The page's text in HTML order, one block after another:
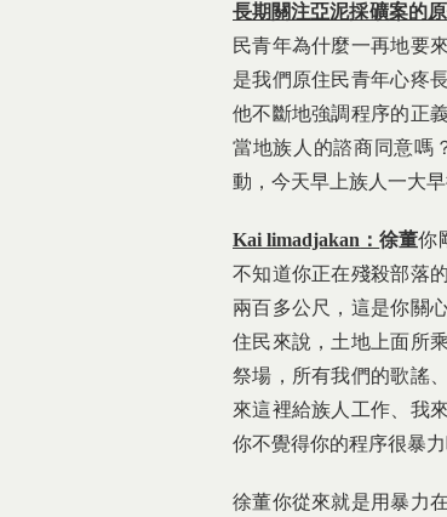
長期關注亞泥採礦案的
民青年為什麼一再地要
是我們原住民青年心疼
他不斷地強調程序的正
當地族人的諮商同意嗎
動，今天早上族人一大
Kai limadjakan ：徐董你
不知道你正在殘殺部落
兩百多公尺，這是你關
住民來說，土地上面所
祭場，所有我們的歌謠
來這裡給族人工作、我
你不覺得你的程序很暴力
徐董你從來就是用暴力